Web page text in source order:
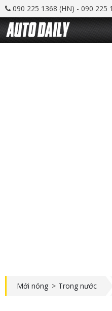
090 225 1368 (HN) - 090 225
Mới nóng > Trong nước